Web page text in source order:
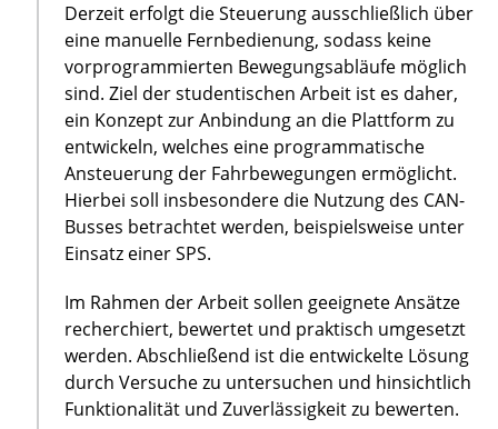
Derzeit erfolgt die Steuerung ausschließlich über
eine manuelle Fernbedienung, sodass keine
vorprogrammierten Bewegungsabläufe möglich
sind. Ziel der studentischen Arbeit ist es daher,
ein Konzept zur Anbindung an die Plattform zu
entwickeln, welches eine programmatische
Ansteuerung der Fahrbewegungen ermöglicht.
Hierbei soll insbesondere die Nutzung des CAN-
Busses betrachtet werden, beispielsweise unter
Einsatz einer SPS.
Im Rahmen der Arbeit sollen geeignete Ansätze
recherchiert, bewertet und praktisch umgesetzt
werden. Abschließend ist die entwickelte Lösung
durch Versuche zu untersuchen und hinsichtlich
Funktionalität und Zuverlässigkeit zu bewerten.